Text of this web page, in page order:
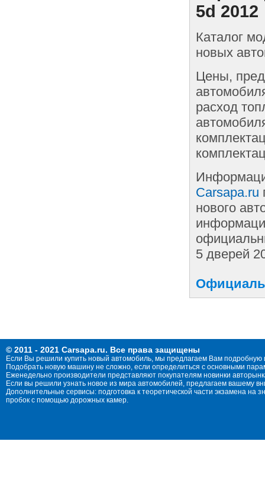
5d 2012
Каталог
новых
Цены,
расход
Carsapa.ru
нового
5 дверей
© 2011 - 2021 Carsapa.ru. Все права защищены
Если Вы решили купить новый автомобиль, мы предлагаем Вам
Подобрать новую машину не сложно, если определиться с основными
Еженедельно производители представляют покупателям новинки
Если вы решили узнать новое из мира автомобилей, предлагаем вашему
Дополнительные сервисы: подготовка к теоретической части экзамена
пробок с помощью дорожных камер.